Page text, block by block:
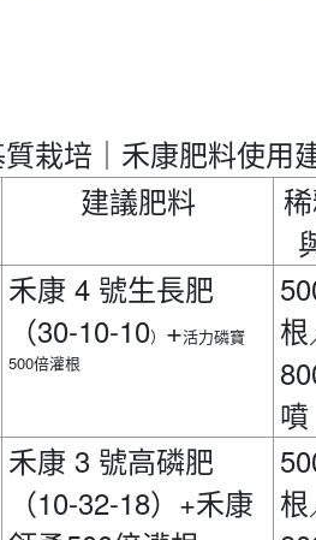
栽培｜禾康肥料使用
建議肥料
禾康 4 號生長肥
（30-10-10） +活力磷寶
500倍灌根
根
噴
禾康 3 號高磷肥
（10-32-18） +禾康
根